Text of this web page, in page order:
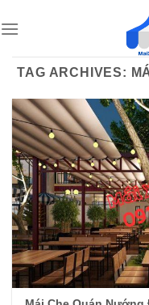
to
TAG ARCHIVES: